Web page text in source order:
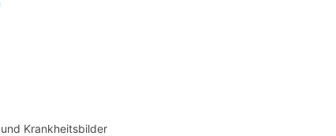
Krankheitsbilder